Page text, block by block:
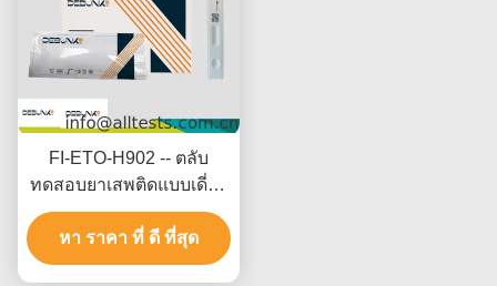
FI-ETO-H902 -- ตลับ
ทดสอบยาเสพติดแบบเดี่ยว
- Etomidate (ETO)(เส้นผม)
หา ราคา ที่ ดี ที่สุด